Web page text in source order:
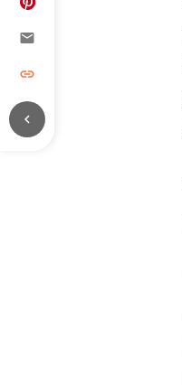
email
link
chevron_left